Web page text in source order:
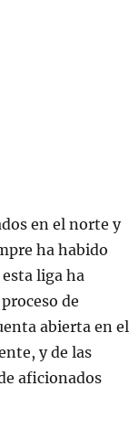
en el norte y
ha habido
liga ha
de
abierta en el
y de las
aficionados